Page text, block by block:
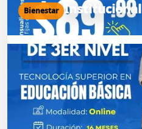
Bienestar Institucional